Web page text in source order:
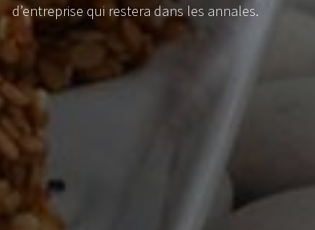
d’entreprise qui restera dans les annales.